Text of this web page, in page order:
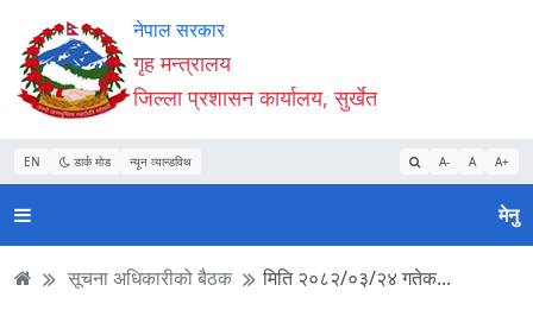
Accessibility
Mode
सुरु
गर्नुहोस्
सामाग्री
पढ्नुहाेस्
नेभिगेसन
पढ्नुहाेस्
वेबसाइट
खोजमा
जानुहोस्
नेपाल सरकार
गृह मन्त्रालय
जिल्ला प्रशासन कार्यालय, सुर्खेत
EN डार्क मोड न्यून व्यान्डविथ A- A A+
मेनु
सूचना अधिकारीको बैठक मिति २०८२/०३/२४ गतेक...